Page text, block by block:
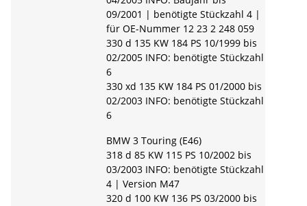
09/2001 | benötigte Stückzahl 4 |
für OE-Nummer 12 23 2 248 059
330 d 135 KW 184 PS 10/1999 bis
02/2005 INFO: benötigte Stückzahl
6
330 xd 135 KW 184 PS 01/2000 bis
02/2003 INFO: benötigte Stückzahl
6
BMW 3 Touring (E46)
318 d 85 KW 115 PS 10/2002 bis
03/2003 INFO: benötigte Stückzahl
4 | Version M47
320 d 100 KW 136 PS 03/2000 bis